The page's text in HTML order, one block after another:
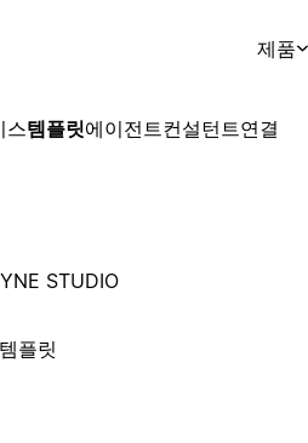
제품
스템플릿에이전트컨설턴트연결
STUDIO
플릿